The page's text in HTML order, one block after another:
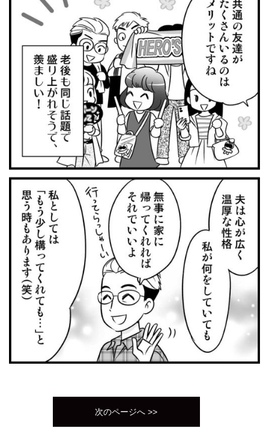
次のページへ >>